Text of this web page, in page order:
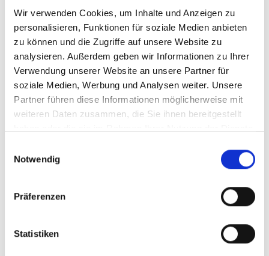
Wir verwenden Cookies, um Inhalte und Anzeigen zu
personalisieren, Funktionen für soziale Medien anbieten
zu können und die Zugriffe auf unsere Website zu
analysieren. Außerdem geben wir Informationen zu Ihrer
Verwendung unserer Website an unsere Partner für
soziale Medien, Werbung und Analysen weiter. Unsere
Partner führen diese Informationen möglicherweise mit
weiteren Daten zusammen, die Sie ihnen bereitgestellt
Notwendig
Präferenzen
Statistiken
Mehrfamilienhaus
398 m²
FLÄCHE
5.400,- €
Fürth
Verkaufsräume mit guter Infrastruktur!